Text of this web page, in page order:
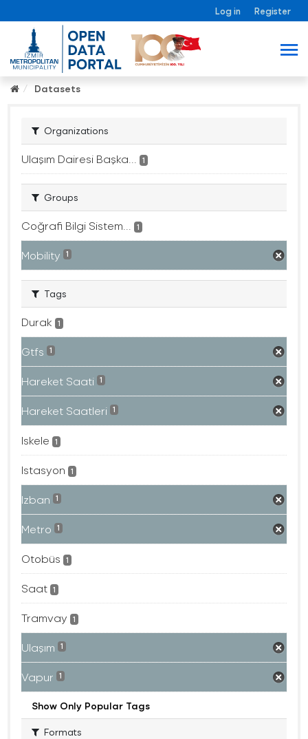
Log in Register
Datasets
Organizations
Ulaşım Dairesi Başka... 1
Groups
Coğrafi Bilgi Sistem... 1
Mobility 1
Tags
Durak 1
Gtfs 1
Hareket Saati 1
Hareket Saatleri 1
Iskele 1
Istasyon 1
Izban 1
Metro 1
Otobüs 1
Saat 1
Tramvay 1
Ulaşım 1
Vapur 1
Show Only Popular Tags
Formats